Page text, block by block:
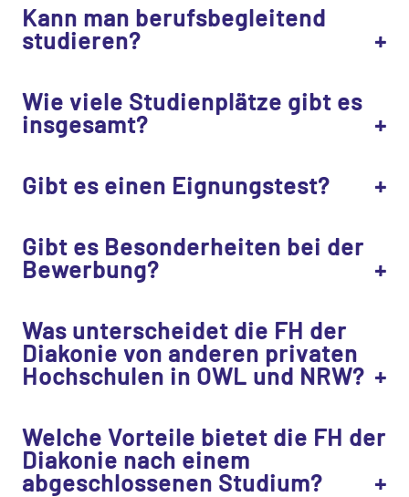
Kann man berufsbegleitend
studieren?
Wie viele Studienplätze gibt es
insgesamt?
Gibt es einen Eignungstest?
Gibt es Besonderheiten bei der
Bewerbung?
Was unterscheidet die FH der
Diakonie von anderen privaten
Hochschulen in OWL und NRW?
Welche Vorteile bietet die FH der
Diakonie nach einem
abgeschlossenen Studium?